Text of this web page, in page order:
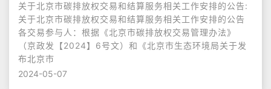
关于北京市碳排放权交易和结算服务相关工作安排的公告:
关于北京市碳排放权交易和结算服务相关工作安排的公告
各交易参与人：根据《北京市碳排放权交易管理办法》
（京政发【2024】6号文）和《北京市生态环境局关于发
布北京市
2024-05-07